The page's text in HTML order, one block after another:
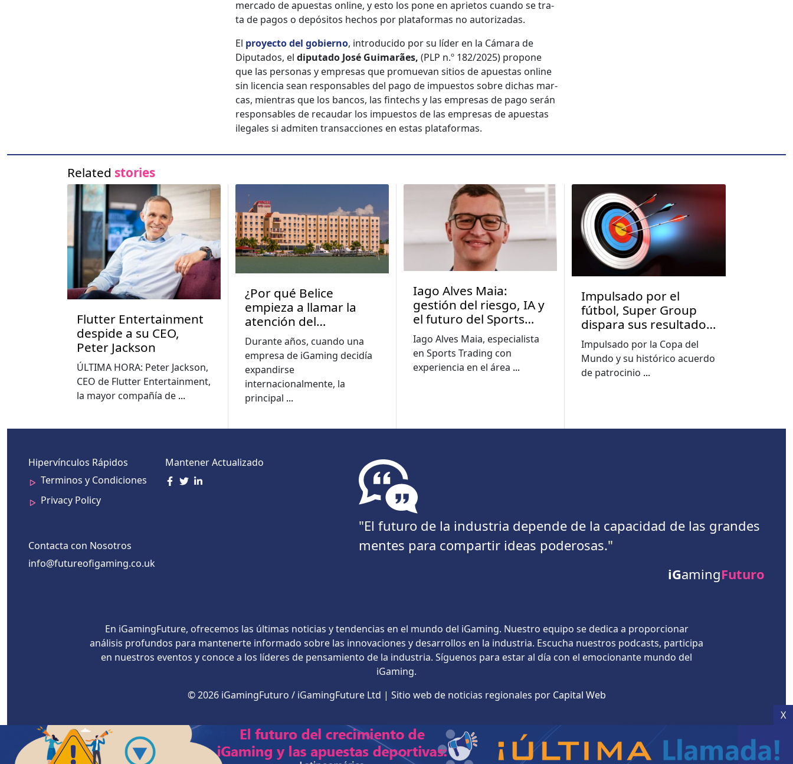
mer­ca­do de apues­tas online, y esto los pone en apri­etos cuan­do se tra­
ta de pagos o depósi­tos hechos por platafor­mas no autor­izadas.
El proyec­to del gob­ier­no, intro­duci­do por su líder en la Cámara de
Diputa­dos, el diputa­do José Guimarães, (PLP n.º 182/2025) pro­pone
que las per­sonas y empre­sas que pro­mue­van sitios de apues­tas online
sin licen­cia sean respon­s­ables del pago de impuestos sobre dichas mar­
cas, mien­tras que los ban­cos, las fin­techs y las empre­sas de pago serán
respon­s­ables de recau­dar los impuestos de las empre­sas de apues­tas
ile­gales si admiten transac­ciones en estas platafor­mas.
Related stories
Flutter Entertainment
despide a su CEO,
Peter Jackson
ÚLTIMA HORA: Peter Jackson,
CEO de Flutter Entertainment,
la mayor compañía de ...
¿Por qué Belice
empieza a llamar la
atención del
ecosistema iGaming?
Durante años, cuando una
empresa de iGaming decidía
expandirse
internacionalmente, la
principal ...
Iago Alves Maia:
gestión del riesgo, IA y
el futuro del Sports
Trading en
Latinoamérica
Iago Alves Maia, especialista
en Sports Trading con
experiencia en el área ...
Impulsado por el
fútbol, Super Group
dispara sus resultados
en el segundo
trimestre y mejora sus
previsiones para 2026
Impulsado por la Copa del
Mundo y su histórico acuerdo
de patrocinio ...
Hipervínculos Rápidos
Terminos y Condiciones
Privacy Policy
Mantener Actualizado
Contacta con Nosotros
info@futureofigaming.co.uk
"El futuro de la industria depende de la capacidad de las grandes
mentes para compartir ideas poderosas."
iGamingFuturo
En iGamingFuture, ofrecemos las últimas noticias y tendencias en el mundo del iGaming. Nuestro equipo se dedica a proporcionar
análisis profundos para mantenerte informado sobre las innovaciones y desarrollos en la industria. Escucha nuestros podcasts, participa
en nuestros eventos y conoce a los líderes de pensamiento de la industria. Síguenos para estar al día con el emocionante mundo del
iGaming.
© 2026 iGamingFuturo / iGamingFuture Ltd | Sitio web de noticias regionales por Capital Web
Únase a la comunidad iGamingFuture Suscríbete ahora
X